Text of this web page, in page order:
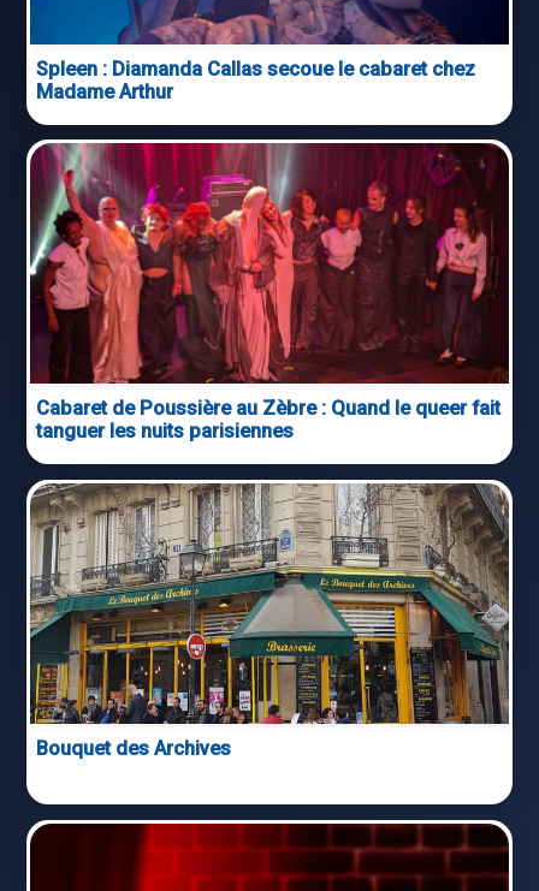
Spleen : Diamanda Callas secoue le cabaret chez
Madame Arthur
Cabaret de Poussière au Zèbre : Quand le queer fait
tanguer les nuits parisiennes
Bouquet des Archives